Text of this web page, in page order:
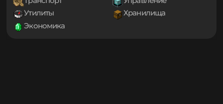
1.19.3
1.19.2
1.19.1
Игровые механики Магия
Мини-игры Мобы
Оптимизация